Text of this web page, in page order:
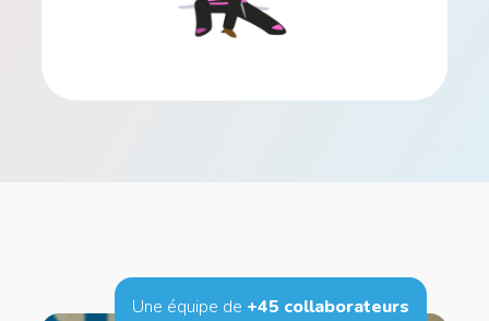
Une équipe de +45 collaborateurs